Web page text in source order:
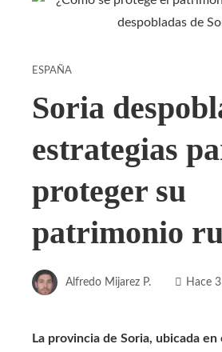
ESPAÑA
Soria
estrategias
proteger su
patrimonio
Alfredo Mijarez P. Hace
La provincia de Soria, ubicada en